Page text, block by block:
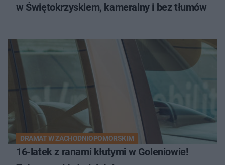
w Świętokrzyskiem, kameralny i bez tłumów
DRAMAT W ZACHODNIOPOMORSKIM
16-latek z ranami kłutymi w Goleniowie!